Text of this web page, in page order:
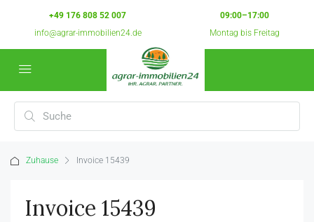
+49 176 808 52 007
info@agrar-immobilien24.de
09:00–17:00
Montag bis Freitag
Zuhause Invoice 15439
Invoice 15439